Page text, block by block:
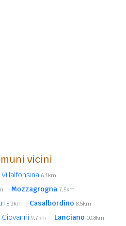
vicini
Villalfonsina 6,1km
Mozzagrogna 7,5km
8,3km Casalbordino 8,5km
9,7km Lanciano 10,8km